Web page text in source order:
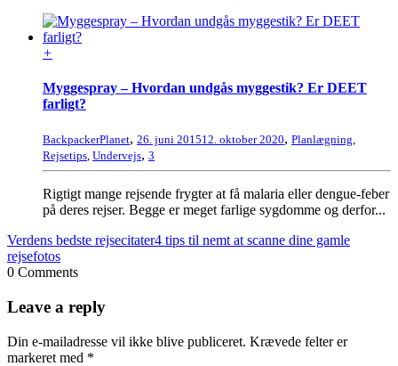
+
Myggespray – Hvordan undgås myggestik? Er DEET
farligt?
BackpackerPlanet, 26. juni 201512. oktober 2020, Planlægning,
Rejsetips, Undervejs, 3
Rigtigt mange rejsende frygter at få malaria eller dengue-feber
på deres rejser. Begge er meget farlige sygdomme og derfor...
Verdens bedste rejsecitater4 tips til nemt at scanne dine gamle
rejsefotos
0 Comments
Leave a reply
Din e-mailadresse vil ikke blive publiceret. Krævede felter er
markeret med *